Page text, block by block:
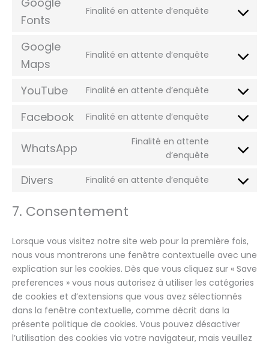
Fonts
Finalité en attente d’enquête
Google
Maps
Finalité en attente d’enquête
YouTube Finalité en attente d’enquête
Facebook Finalité en attente d’enquête
WhatsApp
Finalité en attente
d’enquête
Divers Finalité en attente d’enquête
7. Consentement
Lorsque vous visitez notre site web pour la première fois,
nous vous montrerons une fenêtre contextuelle avec une
explication sur les cookies. Dès que vous cliquez sur « Save
preferences » vous nous autorisez à utiliser les catégories
de cookies et d’extensions que vous avez sélectionnés
dans la fenêtre contextuelle, comme décrit dans la
présente politique de cookies. Vous pouvez désactiver
l’utilisation des cookies via votre navigateur, mais veuillez